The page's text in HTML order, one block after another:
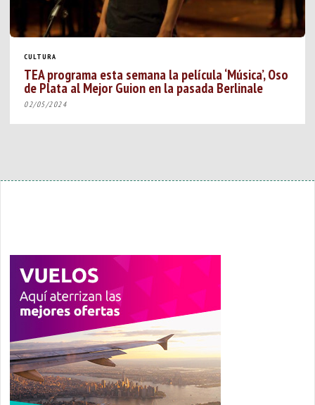
CULTURA
TEA programa esta semana la película ‘Música’, Oso
de Plata al Mejor Guion en la pasada Berlinale
02/05/2024